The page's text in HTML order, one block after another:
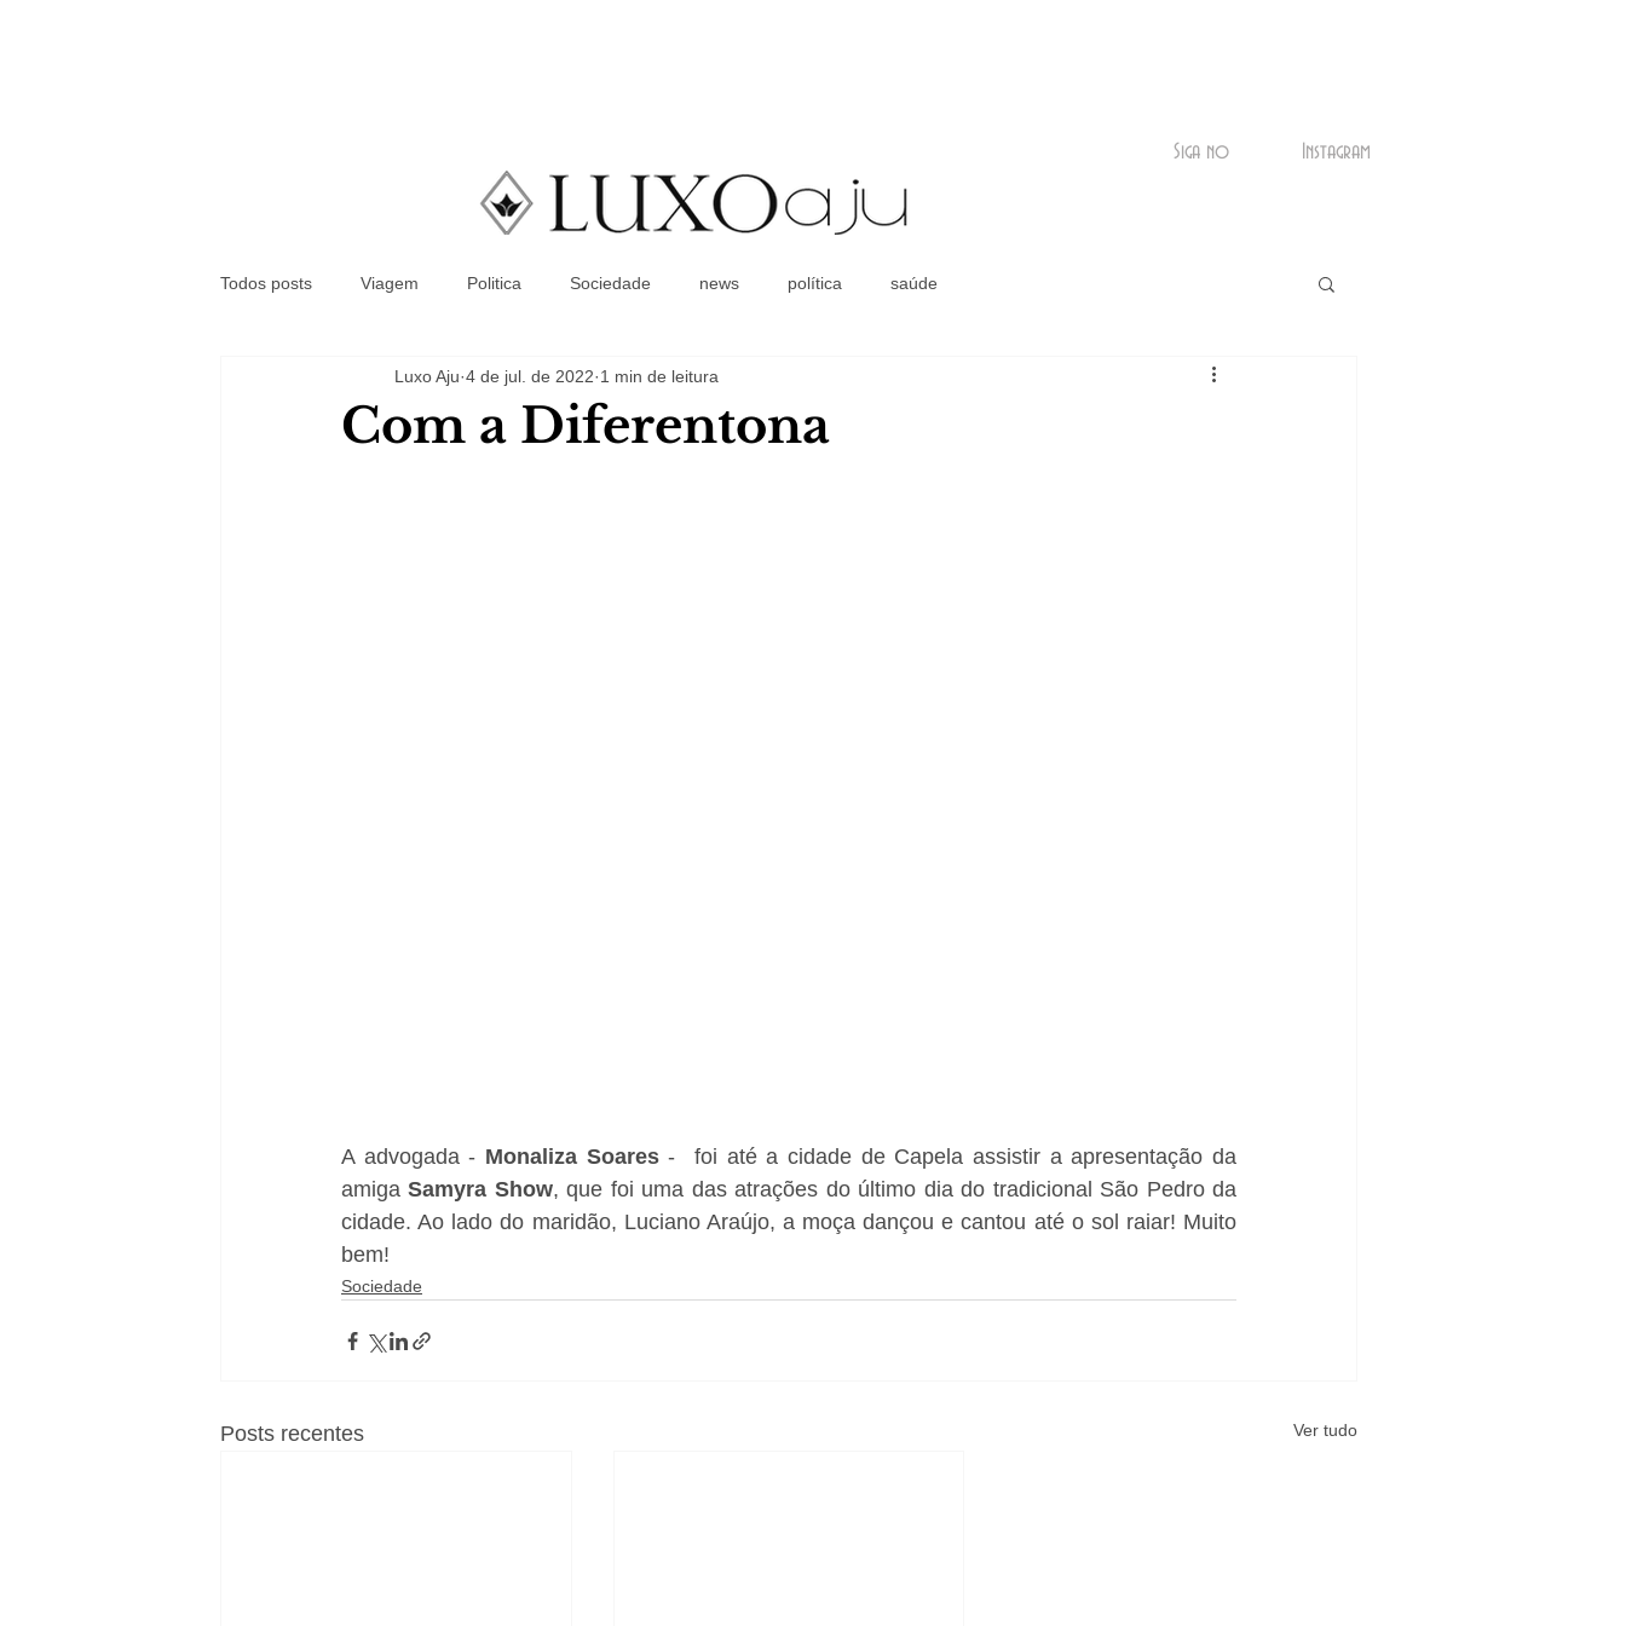
Coluna Social
Siga no Instagram
Todos posts Viagem Politica Sociedade news política saúde
Com a Diferentona
Luxo Aju 4 de jul. de 2022 1 min de leitura
A advogada - Monaliza Soares -  foi até a cidade de Capela assistir a apresentação da
amiga Samyra Show, que foi uma das atrações do último dia do tradicional São Pedro da
cidade. Ao lado do maridão, Luciano Araújo, a moça dançou e cantou até o sol raiar! Muito
bem!
Sociedade
Posts recentes Ver tudo